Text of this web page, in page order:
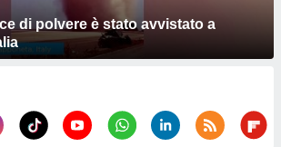
di polvere è stato avvistato a